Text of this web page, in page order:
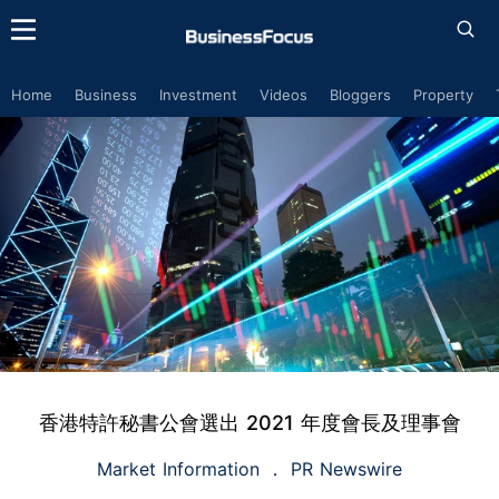
Home Business Investment Videos Bloggers Property
香港特許秘書公會選出 2021 年度會長及理事會
Market Information PR Newswire